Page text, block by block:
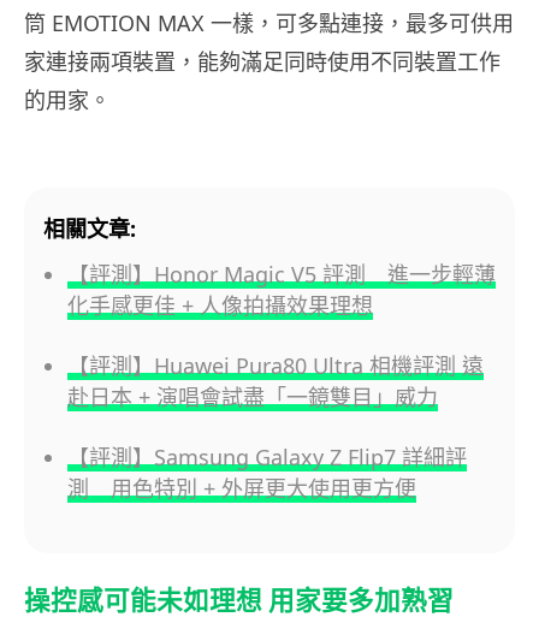
筒 EMOTION MAX 一樣，可多點連接，最多可供用
家連接兩項裝置，能夠滿足同時使用不同裝置工作
的用家。
相關文章:
【評測】Honor Magic V5 評測 進一步輕薄
化手感更佳 + 人像拍攝效果理想
【評測】Huawei Pura80 Ultra 相機評測 遠
赴日本 + 演唱會試盡「一鏡雙目」威力
【評測】Samsung Galaxy Z Flip7 詳細評
測 用色特別 + 外屏更大使用更方便
操控感可能未如理想 用家要多加熟習